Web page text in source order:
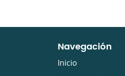
Navegación
Inicio